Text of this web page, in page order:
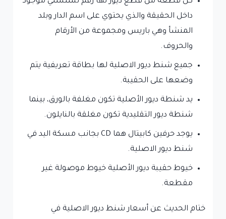
داخل الحقيقة والذي يحتوي على اسم الدار وبلد
المنشأ وهي باريس ومجموعة من الأرقام
والحروف.
جميع شنط ديور الاصلية لها بطاقة تعريفية يتم
وضعها على الحقيبة.
يد شنطة ديور الأصلية تكون مغلفة بالورق، بينما
شنطة ديور التقليدية تكون مغلقة بالنايلون.
يوجد حرفين كابيتال هما CD بجانب مسكة اليد في
شنط ديور الاصلية.
خيوط حقيبة ديور الأصلية خيوط موصولة غير
مقطعة.
ختام الحديث عن أسعار شنط ديور الاصلية في